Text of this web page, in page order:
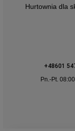
Hurtownia dla
+48601
Pn.-Pt.